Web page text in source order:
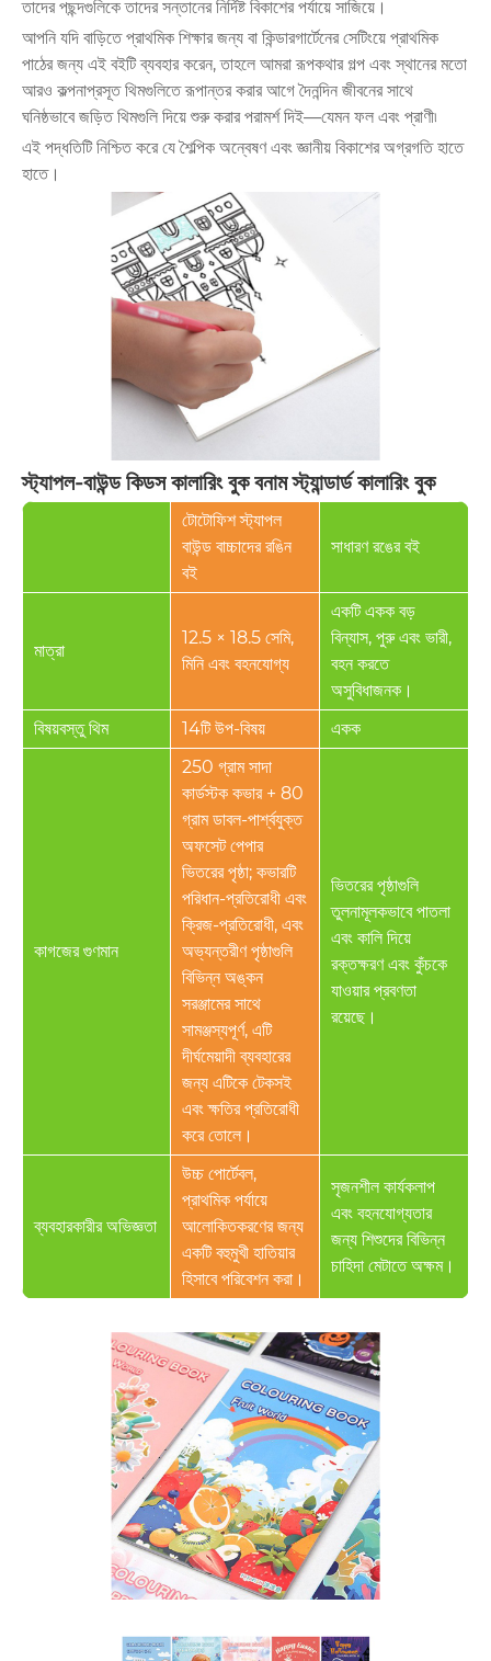
তাদের পছন্দগুলিকে তাদের সন্তানের নির্দিষ্ট বিকাশের পর্যায়ে সাজিয়ে।
আপনি যদি বাড়িতে প্রাথমিক শিক্ষার জন্য বা কিন্ডারগার্টেনের সেটিংয়ে প্রাথমিক
পাঠের জন্য এই বইটি ব্যবহার করেন, তাহলে আমরা রূপকথার গল্প এবং স্থানের মতো
আরও কল্পনাপ্রসূত থিমগুলিতে রূপান্তর করার আগে দৈনন্দিন জীবনের সাথে
ঘনিষ্ঠভাবে জড়িত থিমগুলি দিয়ে শুরু করার পরামর্শ দিই—যেমন ফল এবং প্রাণী৷
এই পদ্ধতিটি নিশ্চিত করে যে শৈল্পিক অন্বেষণ এবং জ্ঞানীয় বিকাশের অগ্রগতি হাতে
হাতে।
স্ট্যাপল-বাউন্ড কিডস কালারিং বুক বনাম স্ট্যান্ডার্ড কালারিং বুক
টোটোফিশ স্ট্যাপল
বাউন্ড বাচ্চাদের রঙিন
বই
সাধারণ রঙের বই
মাত্রা
12.5 × 18.5 সেমি,
মিনি এবং বহনযোগ্য
একটি একক বড়
বিন্যাস, পুরু এবং ভারী,
বহন করতে
অসুবিধাজনক।
বিষয়বস্তু থিম
14টি উপ-বিষয় একক
কাগজের গুণমান
250 গ্রাম সাদা
কার্ডস্টক কভার + 80
গ্রাম ডাবল-পার্শ্বযুক্ত
অফসেট পেপার
ভিতরের পৃষ্ঠা; কভারটি
পরিধান-প্রতিরোধী এবং
ক্রিজ-প্রতিরোধী, এবং
অভ্যন্তরীণ পৃষ্ঠাগুলি
বিভিন্ন অঙ্কন
সরঞ্জামের সাথে
সামঞ্জস্যপূর্ণ, এটি
দীর্ঘমেয়াদী ব্যবহারের
জন্য এটিকে টেকসই
এবং ক্ষতির প্রতিরোধী
করে তোলে।
ভিতরের পৃষ্ঠাগুলি
তুলনামূলকভাবে পাতলা
এবং কালি দিয়ে
রক্তক্ষরণ এবং কুঁচকে
যাওয়ার প্রবণতা
রয়েছে।
ব্যবহারকারীর অভিজ্ঞতা
উচ্চ পোর্টেবল,
প্রাথমিক পর্যায়ে
আলোকিতকরণের জন্য
একটি বহুমুখী হাতিয়ার
হিসাবে পরিবেশন করা।
সৃজনশীল কার্যকলাপ
এবং বহনযোগ্যতার
জন্য শিশুদের বিভিন্ন
চাহিদা মেটাতে অক্ষম।